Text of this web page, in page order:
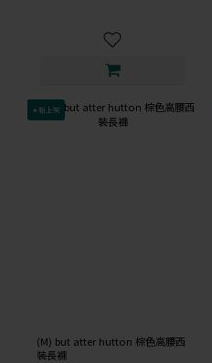
✦新上架
(M) but atter hutton 棕色高腰西
裝長褲